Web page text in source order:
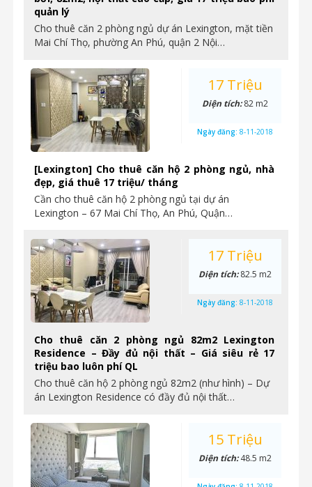
quản lý
Cho thuê căn 2 phòng ngủ dự án Lexington, mặt tiền
Mai Chí Thọ, phường An Phú, quận 2 Nội…
[Lexington] Cho thuê căn hộ 2 phòng ngủ, nhà
đẹp, giá thuê 17 triệu/ tháng
Cần cho thuê căn hộ 2 phòng ngủ tại dự án
Lexington – 67 Mai Chí Thọ, An Phú, Quận…
17 Triệu
Diện tích:82 m2
Ngày đăng: 8-11-2018
Cho thuê căn 2 phòng ngủ 82m2 Lexington
Residence – Đầy đủ nội thất – Giá siêu rẻ 17
triệu bao luôn phí QL
Cho thuê căn hộ 2 phòng ngủ 82m2 (như hình) – Dự
án Lexington Residence có đầy đủ nội thất…
17 Triệu
Diện tích:82.5 m2
Ngày đăng: 8-11-2018
15 Triệu
Diện tích:48.5 m2